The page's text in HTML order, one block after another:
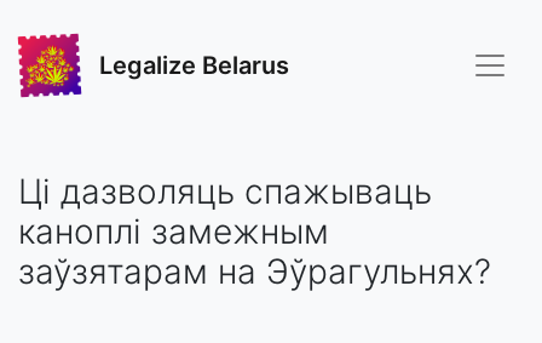
Legalize Belarus
Ці дазволяць спажываць
каноплі замежным
заўзятарам на Эўрагульнях?